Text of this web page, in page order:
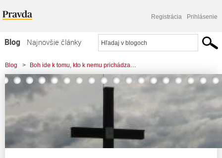
Registrácia Prihlásenie
Blog
Najnovšie články
Najčítanejšie články
Najkomentovanejšie články
Zoznam blogov
Komerčné blogy
Blog > Boh ide k tomu, kto k nemu prichádza…
> Jedna imbeciloidná floskula "euromandarínov"strieda druhú.